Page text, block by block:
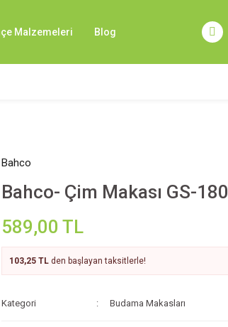
Malzemeleri Blog
Bahco
Bahco- Çim Makası GS-180
589,00 TL
103,25 TL den başlayan taksitlerle!
Kategori Budama Makasları